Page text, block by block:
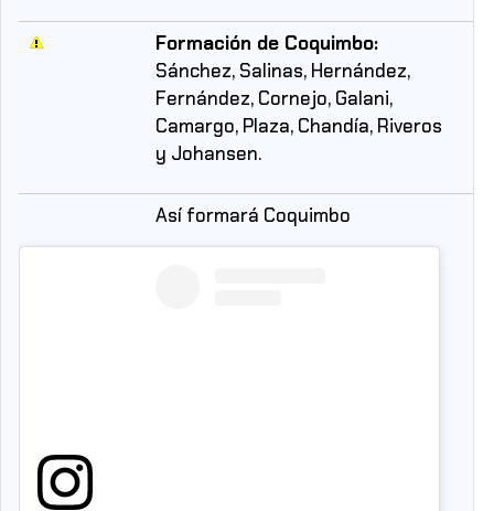
Formación de Coquimbo:
Sánchez, Salinas, Hernández,
Fernández, Cornejo, Galani,
Camargo, Plaza, Chandía, Riveros
y Johansen.
Así formará Coquimbo